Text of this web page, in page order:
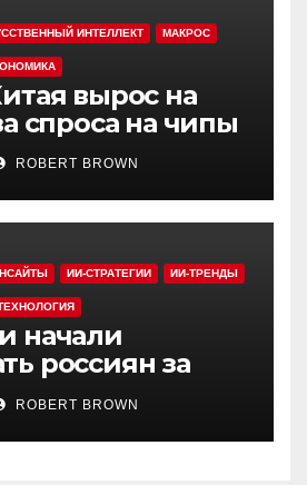
ИНТЕЛЛЕКТ МАКРОС
вырос на
спроса на чипы
ROBERT BROWN
ИИ-СТРАТЕГИИ ИИ-ТРЕНДЫ
начали
россиян за
ROBERT BROWN